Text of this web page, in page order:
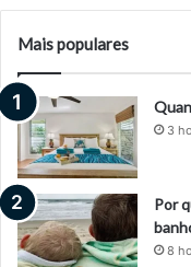
Mais populares
3
Por
8